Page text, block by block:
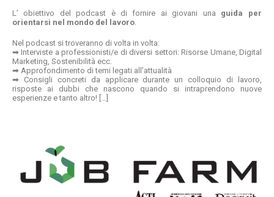
L’ obiettivo del podcast è di fornire ai giovani una guida per
orientarsi nel mondo del lavoro.
Nel podcast si troveranno di volta in volta:
➡ Interviste a professionisti/e di diversi settori: Risorse Umane, Digital
Marketing, Sostenibilità ecc.
➡ Approfondimento di temi legati all’attualità
➡ Consigli concreti da applicare durante un colloquio di lavoro,
risposte ai dubbi che nascono quando si intraprendono nuove
esperienze e tanto altro! […]